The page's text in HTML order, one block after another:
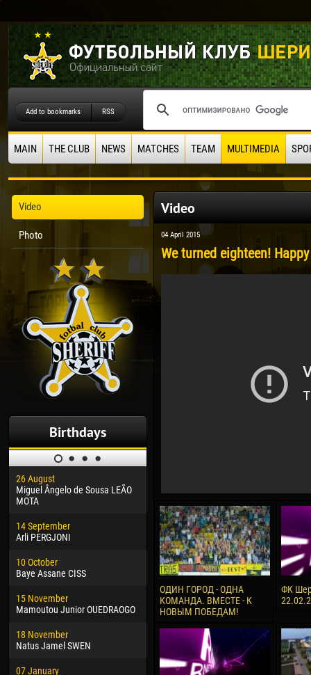
Add to bookmarks RSS
MAIN THE CLUB NEWS MATCHES TEAM MULTIMEDIA
Video
Photo
Birthdays
26 August
Miguel Ângelo de Sousa LEÃO
MOTA
14 September
Arli PERGJONI
10 October
Baye Assane CISS
15 November
Mamoutou Junior OUEDRAOGO
18 November
Natus Jamel SWEN
07 January
24 February
Vladislav COSTIN
02 March
Veaceslav COZMA
09 March
Emmanuel AFETSE
Jayder Moreno ASPRILLA
22 March
Samba KONÉ
13
24
15
28
Video
04 April 2015
We turned eighteen!
ОДИН ГОРОД - ОДНА
КОМАНДА. ВМЕСТЕ - К
НОВЫМ ПОБЕДАМ!
ФК